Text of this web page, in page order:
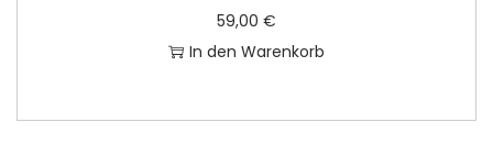
59,00 €
In den Warenkorb